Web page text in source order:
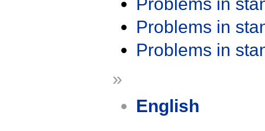
Problems in
Problems in
Problems in
»
English